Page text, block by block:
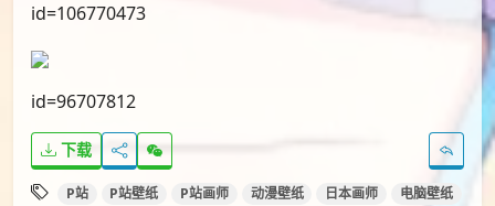
id=106770473
id=96707812
下载
P站 P站壁纸 P站画师 动漫壁纸 日本画师
电脑壁纸